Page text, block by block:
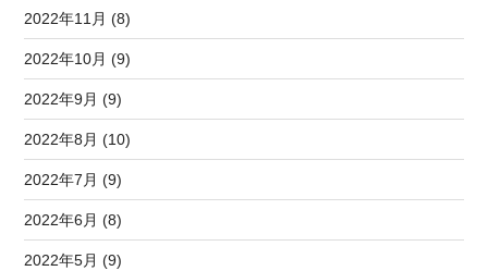
2022年11月 (8)
2022年10月 (9)
2022年9月 (9)
2022年8月 (10)
2022年7月 (9)
2022年6月 (8)
2022年5月 (9)